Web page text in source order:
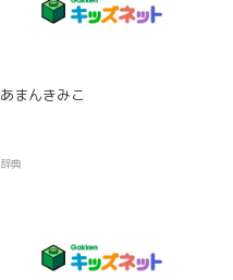
あまんきみこ
辞典